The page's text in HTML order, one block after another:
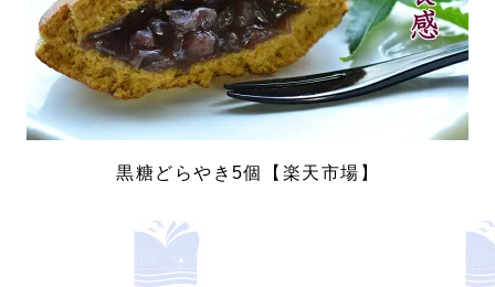
黒糖どらやき5個【楽天市場】